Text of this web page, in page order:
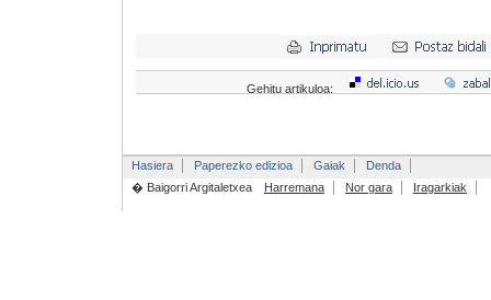
Gehitu artikuloa:
Hasiera Paperezko edizioa Gaiak
Denda
� Baigorri Argitaletxea
Harremana Nor gara Iragarkiak